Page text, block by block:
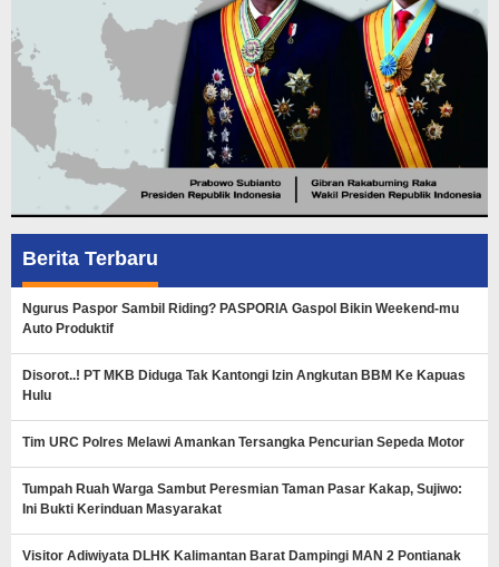
Berita Terbaru
Ngurus Paspor Sambil Riding? PASPORIA Gaspol Bikin Weekend-mu
Auto Produktif
Disorot..! PT MKB Diduga Tak Kantongi Izin Angkutan BBM Ke Kapuas
Hulu
Tim URC Polres Melawi Amankan Tersangka Pencurian Sepeda Motor
Tumpah Ruah Warga Sambut Peresmian Taman Pasar Kakap, Sujiwo:
Ini Bukti Kerinduan Masyarakat
Visitor Adiwiyata DLHK Kalimantan Barat Dampingi MAN 2 Pontianak